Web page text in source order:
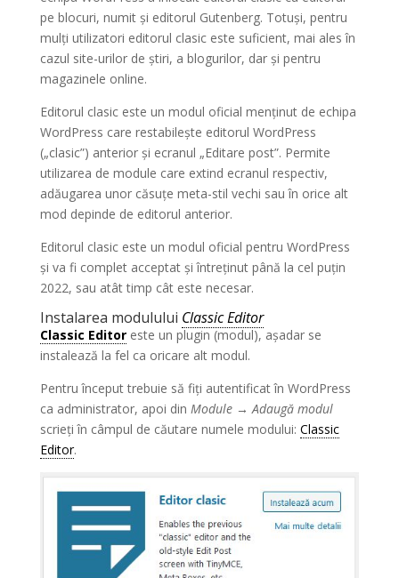
pe blocuri, numit și editorul Gutenberg. Totuși, pentru
mulți utilizatori editorul clasic este suficient, mai ales în
cazul site-urilor de știri, a blogurilor, dar și pentru
magazinele online.
Editorul clasic este un modul oficial menținut de echipa
WordPress care restabilește editorul WordPress
(„clasic”) anterior și ecranul „Editare post”. Permite
utilizarea de module care extind ecranul respectiv,
adăugarea unor căsuțe meta-stil vechi sau în orice alt
mod depinde de editorul anterior.
Editorul clasic este un modul oficial pentru WordPress
și va fi complet acceptat și întreținut până la cel puțin
2022, sau atât timp cât este necesar.
Instalarea modulului Classic Editor
Classic Editoreste un plugin (modul), așadar se
instalează la fel ca oricare alt modul.
Pentru început trebuie să fiți autentificat în WordPress
ca administrator, apoi din Module → Adaugă modul
scrieți în câmpul de căutare numele modului: Classic
Editor.